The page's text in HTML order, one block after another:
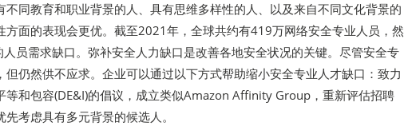
不同教育和职业背景的人、具有思维多样性的人、以及来自不同文化背景的
方面的表现会更优。截至2021年，全球共约有419万网络安全专业人员，然
员需求缺口。弥补安全人力缺口是改善各地安全状况的关键。尽管安全专
但仍然供不应求。企业可以通过以下方式帮助缩小安全专业人才缺口：致力
等和包容(DE&I)的倡议，成立类似Amazon Affinity Group，重新评估招聘
考虑具有多元背景的候选人。